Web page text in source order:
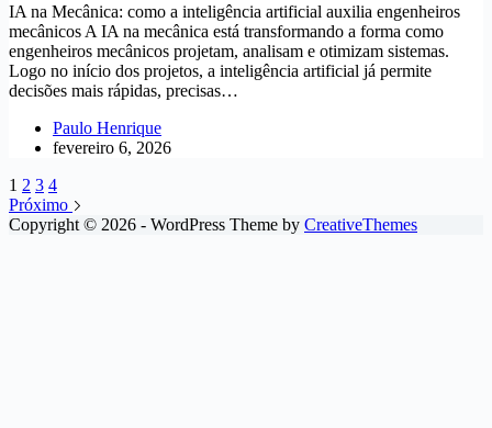
IA na Mecânica: como a inteligência artificial auxilia engenheiros
mecânicos A IA na mecânica está transformando a forma como
engenheiros mecânicos projetam, analisam e otimizam sistemas.
Logo no início dos projetos, a inteligência artificial já permite
decisões mais rápidas, precisas…
Paulo Henrique
fevereiro 6, 2026
1 2 3 4
Próximo
Copyright © 2026 - WordPress Theme by CreativeThemes